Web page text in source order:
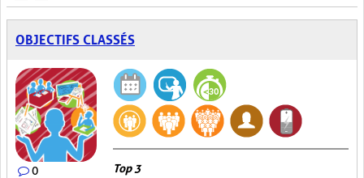
OBJECTIFS CLASSÉS
0 Top 3